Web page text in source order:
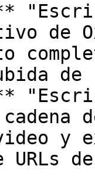
de
y
URLs